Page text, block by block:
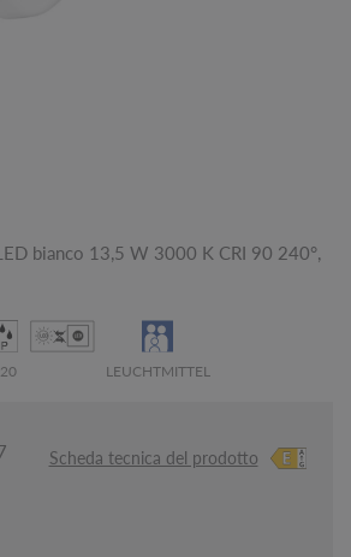
bianco 13,5 W 3000 K CRI 90 240°,
LEUCHTMITTEL
Scheda tecnica del prodotto